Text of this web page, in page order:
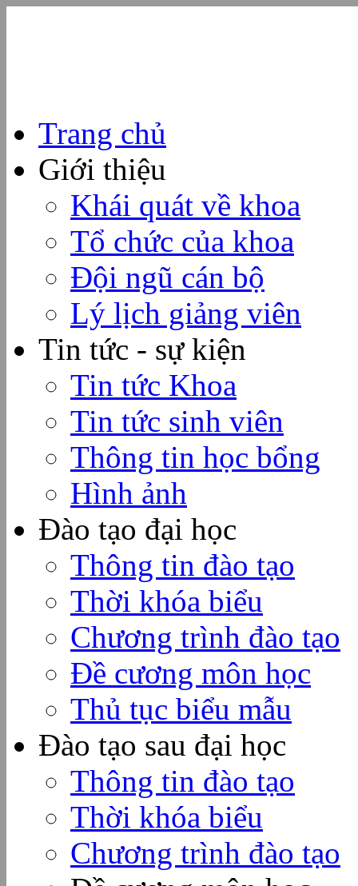
Trang chủ
Giới thiệu
Khái quát về khoa
Tổ chức của khoa
Đội ngũ cán bộ
Lý lịch giảng viên
Tin tức - sự kiện
Tin tức Khoa
Tin tức sinh viên
Thông tin học bổng
Hình ảnh
Đào tạo đại học
Thông tin đào tạo
Thời khóa biểu
Chương trình đào tạo
Đề cương môn học
Thủ tục biểu mẫu
Đào tạo sau đại học
Thông tin đào tạo
Thời khóa biểu
Chương trình đào tạo